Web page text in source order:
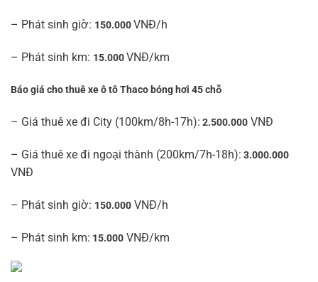
– Phát sinh giờ: 150.000VNĐ/h
– Phát sinh km: 15.000VNĐ/km
Báo giá cho thuê xe ô tô Thaco bóng hơi 45 chỗ
– Giá thuê xe đi City (100km/8h-17h): 2.500.000 VNĐ
– Giá thuê xe đi ngoại thành (200km/7h-18h): 3.000.000
VNĐ
– Phát sinh giờ: 150.000 VNĐ/h
– Phát sinh km: 15.000 VNĐ/km